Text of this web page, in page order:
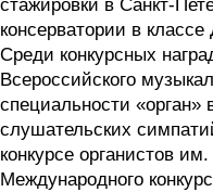
стажировки в Санкт-
консерватории в
Среди конкурсных
Всероссийского
специальности
слушательских
конкурсе органистов
Международного